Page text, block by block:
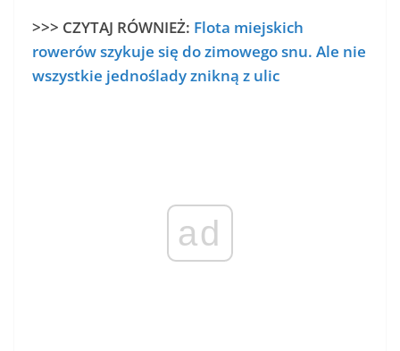
>>> CZYTAJ RÓWNIEŻ: Flota miejskich
rowerów szykuje się do zimowego snu. Ale nie
wszystkie jednoślady znikną z ulic
ad